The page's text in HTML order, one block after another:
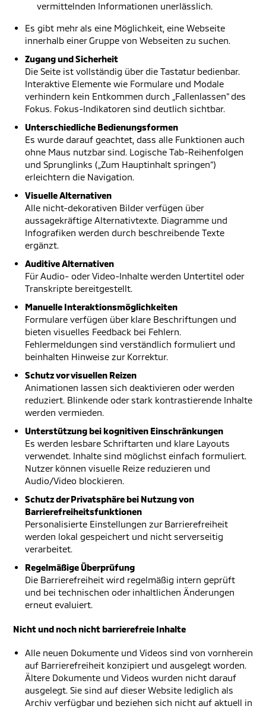
vermittelnden Informationen unerlässlich.
Es gibt mehr als eine Möglichkeit, eine Webseite
innerhalb einer Gruppe von Webseiten zu suchen.
Zugang und Sicherheit
Die Seite ist vollständig über die Tastatur bedienbar.
Interaktive Elemente wie Formulare und Modale
verhindern kein Entkommen durch „Fallenlassen“ des
Fokus. Fokus-Indikatoren sind deutlich sichtbar.
Unterschiedliche Bedienungsformen
Es wurde darauf geachtet, dass alle Funktionen auch
ohne Maus nutzbar sind. Logische Tab-Reihenfolgen
und Sprunglinks („Zum Hauptinhalt springen“)
erleichtern die Navigation.
Visuelle Alternativen
Alle nicht-dekorativen Bilder verfügen über
aussagekräftige Alternativtexte. Diagramme und
Infografiken werden durch beschreibende Texte
ergänzt.
Auditive Alternativen
Für Audio- oder Video-Inhalte werden Untertitel oder
Transkripte bereitgestellt.
Manuelle Interaktionsmöglichkeiten
Formulare verfügen über klare Beschriftungen und
bieten visuelles Feedback bei Fehlern.
Fehlermeldungen sind verständlich formuliert und
beinhalten Hinweise zur Korrektur.
Schutz vor visuellen Reizen
Animationen lassen sich deaktivieren oder werden
reduziert. Blinkende oder stark kontrastierende Inhalte
werden vermieden.
Unterstützung bei kognitiven Einschränkungen
Es werden lesbare Schriftarten und klare Layouts
verwendet. Inhalte sind möglichst einfach formuliert.
Nutzer können visuelle Reize reduzieren und
Audio/Video blockieren.
Schutz der Privatsphäre bei Nutzung von
Barrierefreiheitsfunktionen
Personalisierte Einstellungen zur Barrierefreiheit
werden lokal gespeichert und nicht serverseitig
verarbeitet.
Regelmäßige Überprüfung
Die Barrierefreiheit wird regelmäßig intern geprüft
und bei technischen oder inhaltlichen Änderungen
erneut evaluiert.
Nicht und noch nicht barrierefreie Inhalte
Alle neuen Dokumente und Videos sind von vornherein
auf Barrierefreiheit konzipiert und ausgelegt worden.
Ältere Dokumente und Videos wurden nicht darauf
ausgelegt. Sie sind auf dieser Website lediglich als
Archiv verfügbar und beziehen sich nicht auf aktuell in